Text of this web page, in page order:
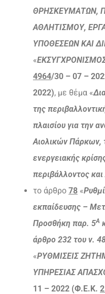
ΘΡΗΣΚΕΥΜΑΤΩΝ,
ΑΘΛΗΤΙΣΜΟΥ,
ΥΠΟΘΕΣΕΩΝ ΚΑΙ
«
4964/30 – 07 –
2022), με θέμα «
της
πλαισίου για την
Αιολικών Πάρκων,
ενεργειακής
περιβάλλοντος και
το άρθρο 78 «
εκπαίδευσης –
Προσθήκη παρ. 5Α
άρθρο 232 του ν.
«ΡΥΘΜΙΣΕΙΣ
ΥΠΗΡΕΣΙΑΣ
11 – 2022 (Φ.Ε.Κ.